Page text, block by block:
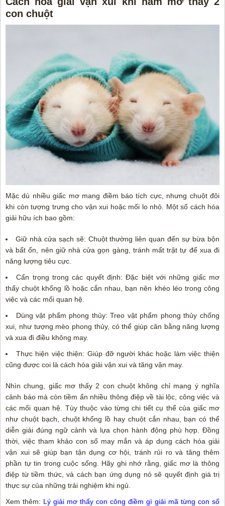
con chuột
Mặc dù nhiều giấc mơ mang điềm báo tích cực, nhưng chuột đôi
khi còn tượng trưng cho vận xui hoặc mối lo nhỏ. Một số cách hóa
giải hữu ích bao gồm:
Giữ nhà cửa sạch sẽ: Chuột thường liên quan đến sự bừa bộn
và bất ổn, nên giữ nhà cửa gọn gàng, tránh mất trật tự để xua đi
năng lượng tiêu cực.
Cẩn trọng trong các quyết định: Đặc biệt với những giấc mơ
thấy chuột khổng lồ hoặc cắn nhau, bạn nên khéo léo trong công
việc và các mối quan hệ.
Dùng vật phẩm phong thủy: Treo vật phẩm phong thủy chống
xui, như tượng mèo phong thủy, có thể giúp cân bằng năng lượng
và xua đi điều không may.
Thực hiện việc thiện: Giúp đỡ người khác hoặc làm việc thiện
cũng được coi là cách hóa giải vận xui và tăng vận may.
Nhìn chung, giấc mơ thấy 2 con chuột không chỉ mang ý nghĩa
cảnh báo mà còn tiềm ẩn nhiều thông điệp về tài lộc, công việc và
các mối quan hệ. Tùy thuộc vào từng chi tiết cụ thể của giấc mơ
như chuột bạch, chuột khổng lồ hay chuột cắn nhau, bạn có thể
diễn giải đúng ngữ cảnh và lựa chọn hành động phù hợp. Đồng
thời, việc tham khảo con số may mắn và áp dụng cách hóa giải
vận xui sẽ giúp bạn tận dụng cơ hội, tránh rủi ro và tăng thêm
phần tự tin trong cuộc sống. Hãy ghi nhớ rằng, giấc mơ là thông
điệp từ tiềm thức, và cách bạn ứng dụng nó sẽ quyết định giá trị
thực sự của những trải nghiệm khi ngủ.
Xem thêm: Lý giải mơ thấy con công điềm gì giải mã từng con số